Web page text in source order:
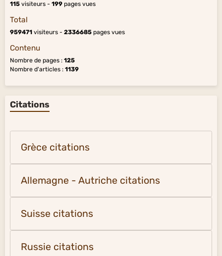
115 visiteurs - 199 pages vues
Total
959471 visiteurs - 2336685 pages vues
Contenu
Nombre de pages : 125
Nombre d'articles : 1139
Citations
Grèce citations
Allemagne - Autriche citations
Suisse citations
Russie citations